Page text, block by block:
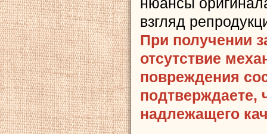
взгляд
При получении
отсутствие
повреждения
подтверждаете,
надлежащего